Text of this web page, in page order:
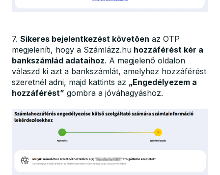
7. Sikeres bejelentkezést követően az OTP
megjeleníti, hogy a Számlázz.hu hozzáférést kér a
bankszámlád adataihoz. A megjelenő oldalon
válaszd ki azt a bankszámlát, amelyhez hozzáférést
szeretnél adni, majd kattints az „Engedélyezem a
hozzáférést” gombra a jóváhagyáshoz.